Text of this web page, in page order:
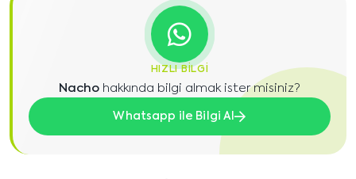
HIZLI BILGI
Nacho hakkında bilgi almak ister misiniz?
Whatsapp ile Bilgi Al